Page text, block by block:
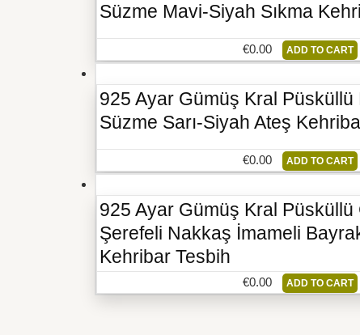
Süzme Mavi-Siyah Sıkma
€0.00 ADD TO CART
925 Ayar Gümüş Kral
Süzme Sarı-Siyah Ateş
€0.00 ADD TO CART
925 Ayar Gümüş Kral Püsküllü
Şerefeli Nakkaş İmameli Bayrak
Kehribar Tesbih
€0.00 ADD TO CART